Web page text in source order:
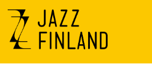
Menu